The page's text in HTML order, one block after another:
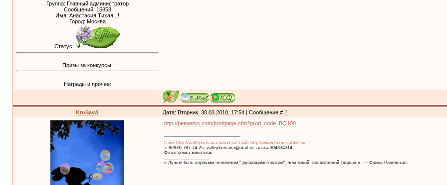
Группа: Главный администратор
Сообщений: 15858
Имя: Анастасия Тихая...!
Город: Москва
Статус:
Призы за конкурсы:
Награды и прочее:
KroSavA Дата: Вторник, 30.03.2010, 17:54 | Сообщение # 2
http://petwerks.com/prodpage.cfm?prod_code=BQ100
Сайт http://valleykrosava.narod.ru/ Сайт http://www.home-rabbit.ru/
т. 8(903) 787-74-25, valleykrosava@mail.ru, аська:304334314
Фотосъёмка животных.
« Лучше быть хорошим человеком," ругающимся матом", чем тихой, воспитанной тварью ». — Фаина Раневская.